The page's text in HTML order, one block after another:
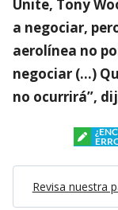
Unite, Tony
a negociar,
aerolínea no
negociar (…)
no ocurrirá”,
Revisa nuestra